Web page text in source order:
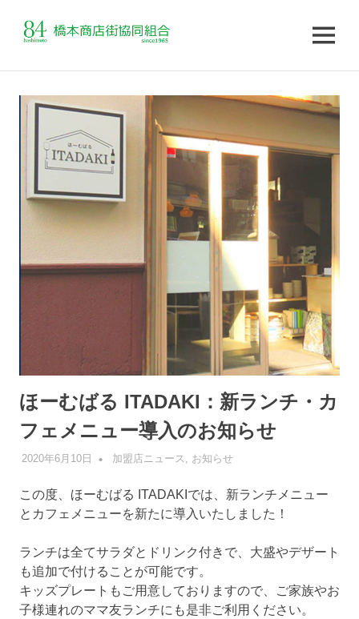
MENU
ほーむばる ITADAKI：新ランチ・カ
フェメニュー導入のお知らせ
2020年6月10日 管理者
加盟店ニュース お知らせ
この度、ほーむばる ITADAKIでは、新ランチメニュー
とカフェメニューを新たに導入いたしました！
ランチは全てサラダとドリンク付きで、大盛やデザート
も追加で付けることが可能です。
キッズプレートもご用意しておりますので、ご家族やお
子様連れのママ友ランチにも是非ご利用ください。